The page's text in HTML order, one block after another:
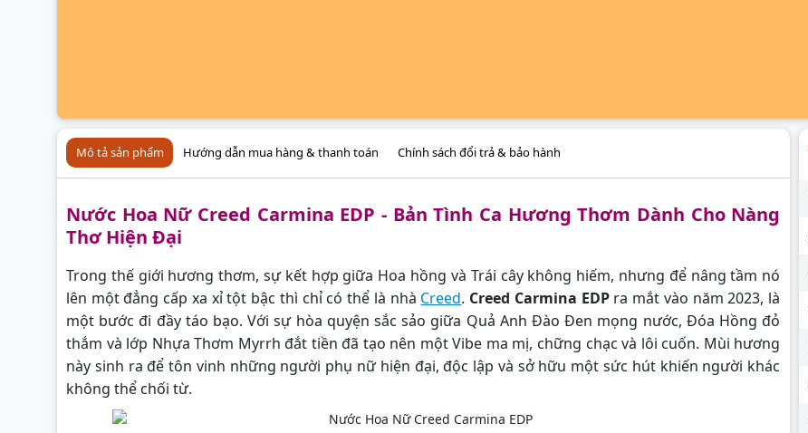
Mô tả sản phẩm Hướng dẫn mua hàng & thanh toán Chính sách đổi trả & bảo hành
Nước Hoa Nữ Creed Carmina EDP - Bản Tình Ca Hương Thơm Dành Cho Nàng
Thơ Hiện Đại
Trong thế giới hương thơm, sự kết hợp giữa Hoa hồng và Trái cây không hiếm, nhưng để nâng tầm nó
lên một đẳng cấp xa xỉ tột bậc thì chỉ có thể là nhà Creed. Creed Carmina EDPra mắt vào năm 2023, là
một bước đi đầy táo bạo. Với sự hòa quyện sắc sảo giữa Quả Anh Đào Đen mọng nước, Đóa Hồng đỏ
thắm và lớp Nhựa Thơm Myrrh đắt tiền đã tạo nên một Vibe ma mị, chững chạc và lôi cuốn. Mùi hương
này sinh ra để tôn vinh những người phụ nữ hiện đại, độc lập và sở hữu một sức hút khiến người khác
không thể chối từ.